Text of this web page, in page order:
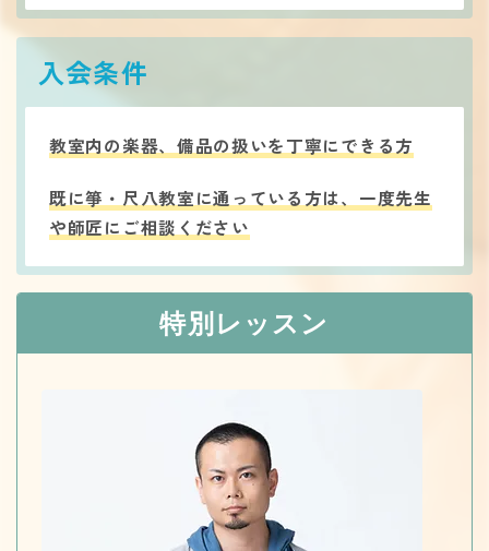
入会条件
教室内の楽器、備品の扱いを丁寧にできる方
既に箏・尺八教室に通っている方は、一度先生
や師匠にご相談ください
特別レッスン